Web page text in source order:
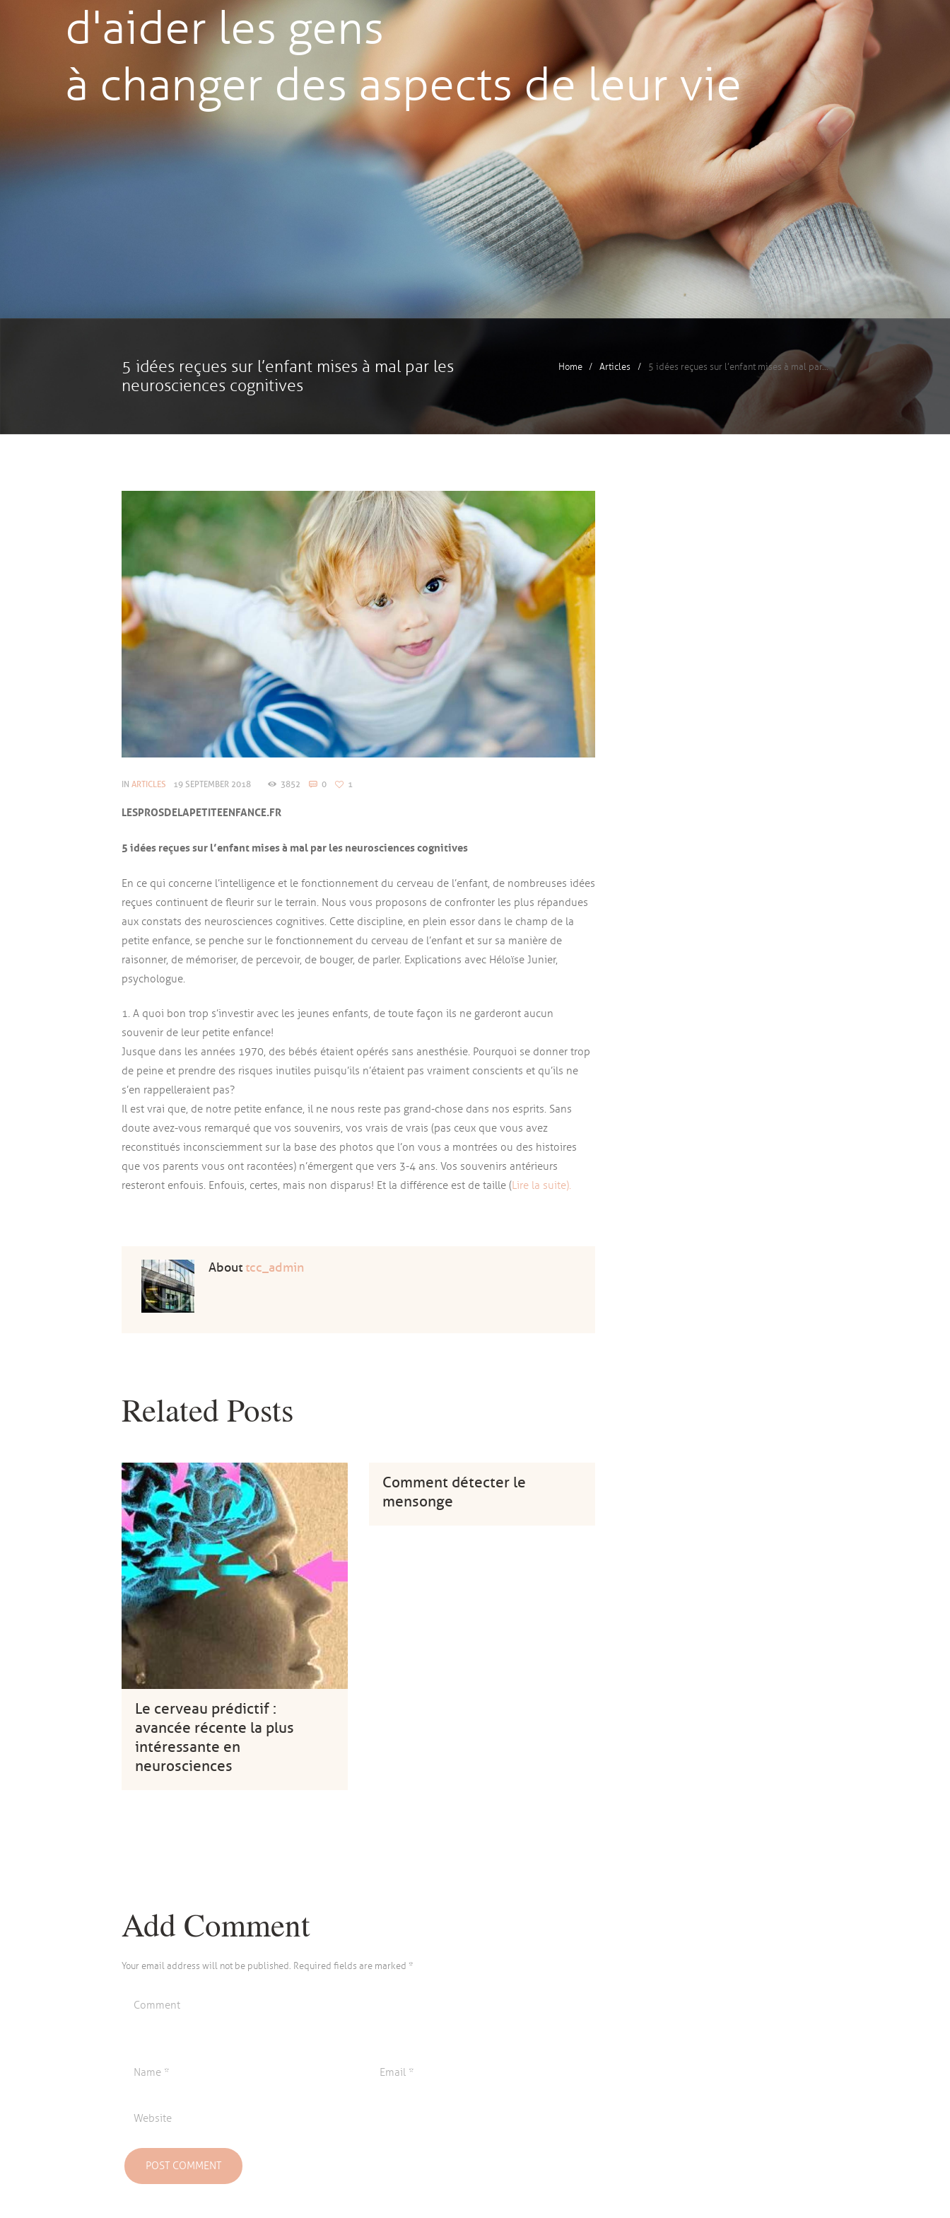
d'aider les gens
à changer des aspects de leur vie
5 idées reçues sur l’enfant mises à mal par les
neurosciences cognitives
Home Articles 5 idées reçues sur l’enfant mises à mal par...
IN ARTICLES 19 SEPTEMBER 2018 3852 0 1
LESPROSDELAPETITEENFANCE.FR
5 idées reçues sur l’enfant mises à mal par les neurosciences cognitives
En ce qui concerne l’intelligence et le fonctionnement du cerveau de l’enfant, de nombreuses idées
reçues continuent de fleurir sur le terrain. Nous vous proposons de confronter les plus répandues
aux constats des neurosciences cognitives. Cette discipline, en plein essor dans le champ de la
petite enfance, se penche sur le fonctionnement du cerveau de l’enfant et sur sa manière de
raisonner, de mémoriser, de percevoir, de bouger, de parler. Explications avec Héloïse Junier,
psychologue.
1. A quoi bon trop s’investir avec les jeunes enfants, de toute façon ils ne garderont aucun
souvenir de leur petite enfance !
Jusque dans les années 1970, des bébés étaient opérés sans anesthésie. Pourquoi se donner trop
de peine et prendre des risques inutiles puisqu’ils n’étaient pas vraiment conscients et qu’ils ne
s’en rappelleraient pas ?
Il est vrai que, de notre petite enfance, il ne nous reste pas grand-chose dans nos esprits. Sans
doute avez-vous remarqué que vos souvenirs, vos vrais de vrais (pas ceux que vous avez
reconstitués inconsciemment sur la base des photos que l’on vous a montrées ou des histoires
que vos parents vous ont racontées) n’émergent que vers 3-4 ans. Vos souvenirs antérieurs
resteront enfouis. Enfouis, certes, mais non disparus ! Et la différence est de taille (Lire la suite).
Abouttcc_admin
Related Posts
Le cerveau prédictif :
avancée récente la plus
intéressante en
neurosciences
Comment détecter le
mensonge
Add Comment
Your email address will not be published. Required fields are marked *